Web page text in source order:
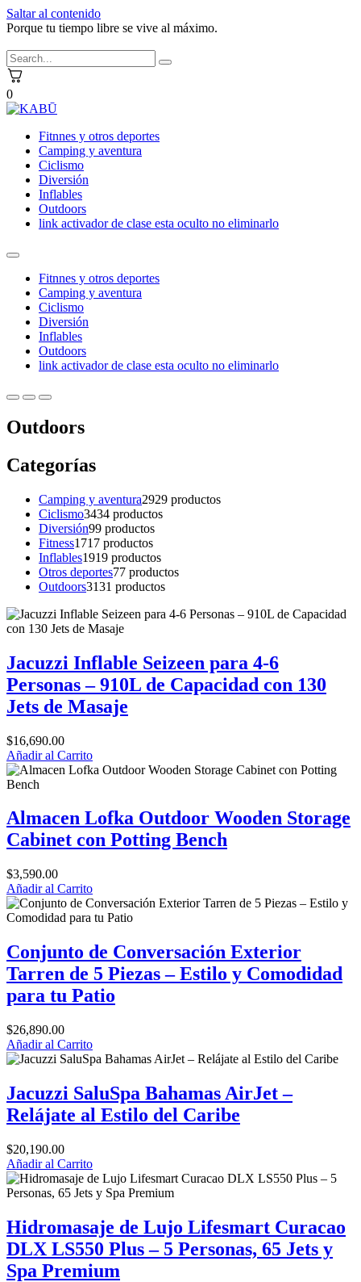
Saltar al contenido
Porque tu tiempo libre se vive al máximo.
0
Fitnnes y otros deportes
Camping y aventura
Ciclismo
Diversión
Inflables
Outdoors
link activador de clase esta oculto no eliminarlo
Fitnnes y otros deportes
Camping y aventura
Ciclismo
Diversión
Inflables
Outdoors
link activador de clase esta oculto no eliminarlo
Outdoors
Categorías
Camping y aventura2929 productos
Ciclismo3434 productos
Diversión99 productos
Fitness1717 productos
Inflables1919 productos
Otros deportes77 productos
Outdoors3131 productos
Jacuzzi Inflable Seizeen para 4-6
Personas – 910L de Capacidad con 130
Jets de Masaje
$16,690.00
Añadir al Carrito
Almacen Lofka Outdoor Wooden Storage
Cabinet con Potting Bench
$3,590.00
Añadir al Carrito
Conjunto de Conversación Exterior
Tarren de 5 Piezas – Estilo y Comodidad
para tu Patio
$26,890.00
Añadir al Carrito
Jacuzzi SaluSpa Bahamas AirJet –
Relájate al Estilo del Caribe
$20,190.00
Añadir al Carrito
Hidromasaje de Lujo Lifesmart Curacao
DLX LS550 Plus – 5 Personas, 65 Jets y
Spa Premium